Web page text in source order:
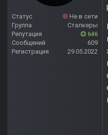
Статус
Не в сети
Группа
Сталкеры
Репутация
646
Сообщений
609
Регистрация
29.05.2022